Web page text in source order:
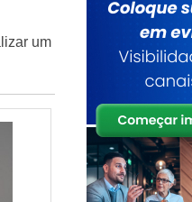
um